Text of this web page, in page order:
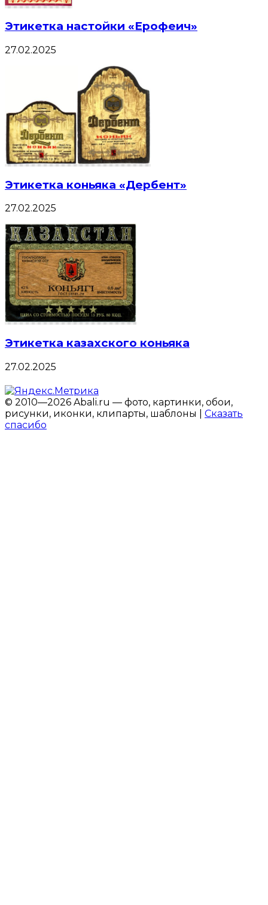
Этикетка настойки «Ерофеич»
27.02.2025
Этикетка коньяка «Дербент»
27.02.2025
Этикетка казахского коньяка
27.02.2025
© 2010—2026 Abali.ru — фото, картинки, обои,
рисунки, иконки, клипарты, шаблоны | Сказать
спасибо